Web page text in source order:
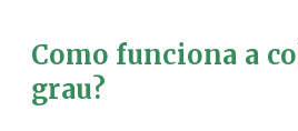
Como funciona a
grau?